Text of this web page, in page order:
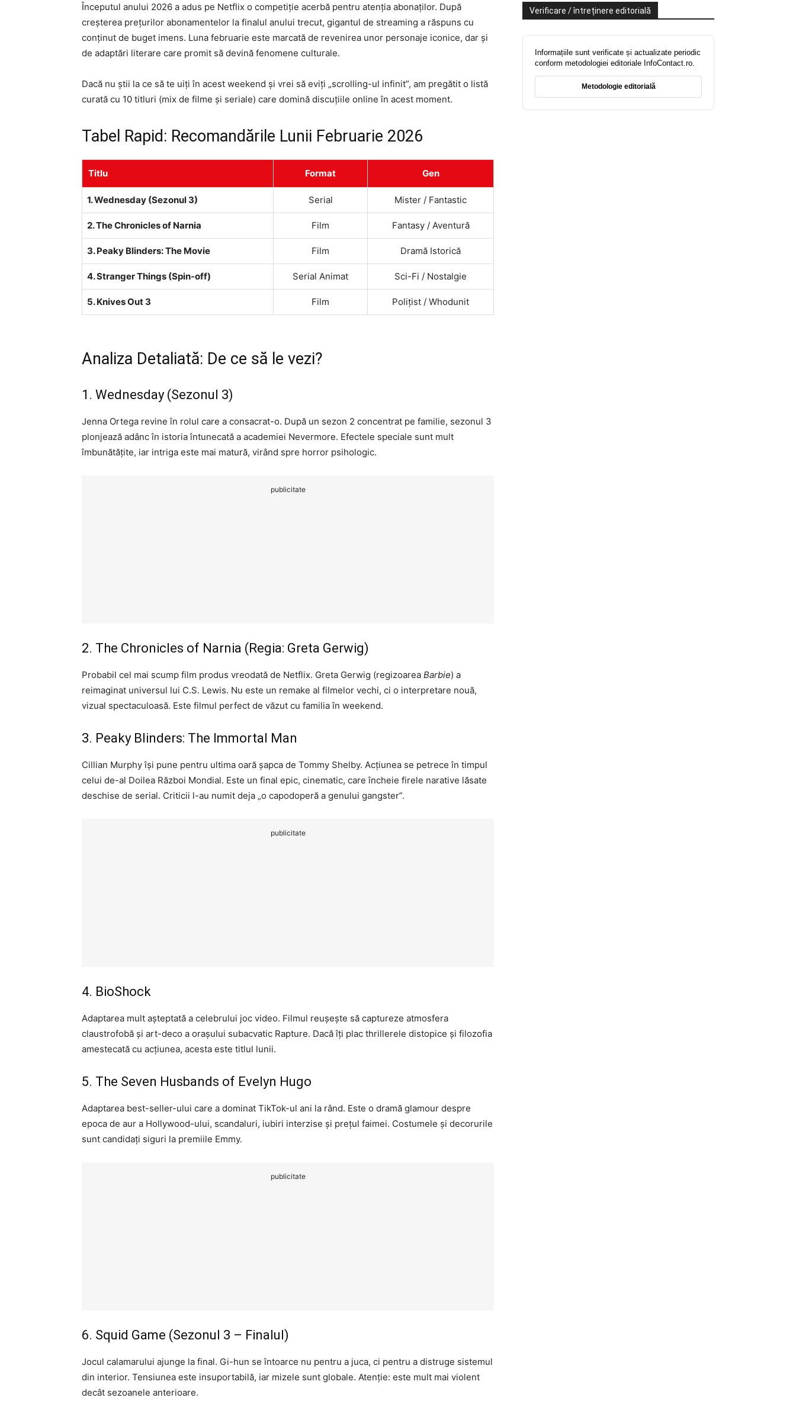
Începutul anului 2026 a adus pe Netflix o competiție acerbă pentru atenția abonaților. După
creșterea prețurilor abonamentelor la finalul anului trecut, gigantul de streaming a răspuns cu
conținut de buget imens. Luna februarie este marcată de revenirea unor personaje iconice, dar și
de adaptări literare care promit să devină fenomene culturale.
Dacă nu știi la ce să te uiți în acest weekend și vrei să eviți „scrolling-ul infinit”, am pregătit o listă
curată cu 10 titluri (mix de filme și seriale) care domină discuțiile online în acest moment.
Tabel Rapid: Recomandările Lunii Februarie 2026
Titlu Format Gen
1. Wednesday (Sezonul 3) Serial Mister / Fantastic
2. The Chronicles of Narnia Film Fantasy / Aventură
3. Peaky Blinders: The Movie Film Dramă Istorică
4. Stranger Things (Spin-off) Serial Animat Sci-Fi / Nostalgie
5. Knives Out 3 Film Polițist / Whodunit
Analiza Detaliată: De ce să le vezi?
1. Wednesday (Sezonul 3)
Jenna Ortega revine în rolul care a consacrat-o. După un sezon 2 concentrat pe familie, sezonul 3
plonjează adânc în istoria întunecată a academiei Nevermore. Efectele speciale sunt mult
îmbunătățite, iar intriga este mai matură, virând spre horror psihologic.
publicitate
2. The Chronicles of Narnia (Regia: Greta Gerwig)
Probabil cel mai scump film produs vreodată de Netflix. Greta Gerwig (regizoarea Barbie) a
reimaginat universul lui C.S. Lewis. Nu este un remake al filmelor vechi, ci o interpretare nouă,
vizual spectaculoasă. Este filmul perfect de văzut cu familia în weekend.
3. Peaky Blinders: The Immortal Man
Cillian Murphy își pune pentru ultima oară șapca de Tommy Shelby. Acțiunea se petrece în timpul
celui de-al Doilea Război Mondial. Este un final epic, cinematic, care încheie firele narative lăsate
deschise de serial. Criticii l-au numit deja „o capodoperă a genului gangster”.
publicitate
4. BioShock
Adaptarea mult așteptată a celebrului joc video. Filmul reușește să captureze atmosfera
claustrofobă și art-deco a orașului subacvatic Rapture. Dacă îți plac thrillerele distopice și filozofia
amestecată cu acțiunea, acesta este titlul lunii.
5. The Seven Husbands of Evelyn Hugo
Adaptarea best-seller-ului care a dominat TikTok-ul ani la rând. Este o dramă glamour despre
epoca de aur a Hollywood-ului, scandaluri, iubiri interzise și prețul faimei. Costumele și decorurile
sunt candidați siguri la premiile Emmy.
publicitate
6. Squid Game (Sezonul 3 – Finalul)
Jocul calamarului ajunge la final. Gi-hun se întoarce nu pentru a juca, ci pentru a distruge sistemul
din interior. Tensiunea este insuportabilă, iar mizele sunt globale. Atenție: este mult mai violent
decât sezoanele anterioare.
Verificare / întreținere editorială
Informațiile sunt verificate și actualizate periodic
conform metodologiei editoriale InfoContact.ro.
Metodologie editorială